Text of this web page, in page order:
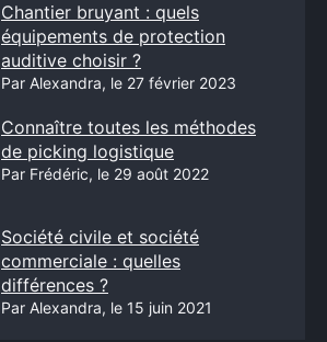
Chantier bruyant : quels
équipements de protection
auditive choisir ?
Par Alexandra, le 27 février 2023
Connaître toutes les méthodes
de picking logistique
Par Frédéric, le 29 août 2022
Société civile et société
commerciale : quelles
différences ?
Par Alexandra, le 15 juin 2021